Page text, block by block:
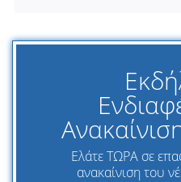
Ελάτε ΤΩΡΑ σε
ανακαίνιση του